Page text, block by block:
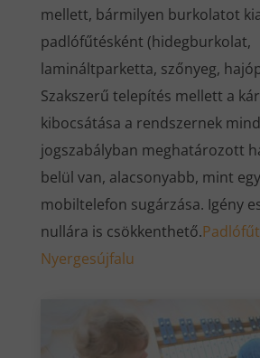
mellett, bármilyen burkolatot
padlófűtésként (hidegburkolat,
lamináltparketta, szőnyeg,
Szakszerű telepítés mellett a
kibocsátása a rendszernek
jogszabályban meghatározott
belül van, alacsonyabb, mint
mobiltelefon sugárzása. Igény
nullára is csökkenthető.
Nyergesújfalu